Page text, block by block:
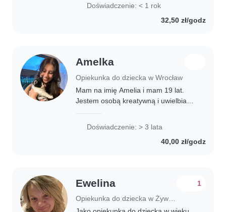
Doświadczenie: < 1 rok
32,50 zł/godz
Amelka
Opiekunka do dziecka w Wrocław
Mam na imię Amelia i mam 19 lat.
Jestem osobą kreatywną i uwielbiam
odrabianiu lekcji oraz w drobnych
Doświadczenie: > 3 lata
40,00 zł/godz
Ewelina
Opiekunka do dziecka w Żywiec
1